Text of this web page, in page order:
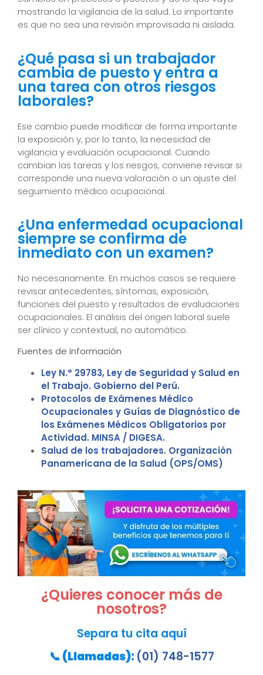
mostrando la vigilancia de la salud. Lo importante
es que no sea una revisión improvisada ni aislada.
¿Qué pasa si un trabajador
cambia de puesto y entra a
una tarea con otros riesgos
laborales?
Ese cambio puede modificar de forma importante
la exposición y, por lo tanto, la necesidad de
vigilancia y evaluación ocupacional. Cuando
cambian las tareas y los riesgos, conviene revisar si
corresponde una nueva valoración o un ajuste del
seguimiento médico ocupacional.
¿Una enfermedad ocupacional
siempre se confirma de
inmediato con un examen?
No necesariamente. En muchos casos se requiere
revisar antecedentes, síntomas, exposición,
funciones del puesto y resultados de evaluaciones
ocupacionales. El análisis del origen laboral suele
ser clínico y contextual, no automático.
Fuentes de información
Ley N.° 29783, Ley de Seguridad y Salud en
el Trabajo. Gobierno del Perú.
Protocolos de Exámenes Médico
Ocupacionales y Guías de Diagnóstico de
los Exámenes Médicos Obligatorios por
Actividad. MINSA / DIGESA.
Salud de los trabajadores. Organización
Panamericana de la Salud (OPS/OMS)
¿Quieres conocer más de
nosotros?
Separa tu cita aquí
📞(Llamadas):(01) 748-1577